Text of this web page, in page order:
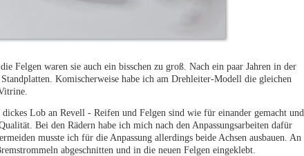
Felgen waren sie auch ein bisschen zu groß. Nach ein paar Jahren in der
Komischerweise habe ich am Drehleiter-Modell die gleichen
Lob an Revell - Reifen und Felgen sind wie für einander gemacht und
Bei den Rädern habe ich mich nach den Anpassungsarbeiten dafür
musste ich für die Anpassung allerdings beide Achsen ausbauen. An
abgeschnitten und in die neuen Felgen eingeklebt.